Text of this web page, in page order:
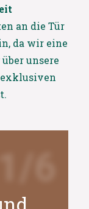
an die Tür
da wir eine
unsere
1/6